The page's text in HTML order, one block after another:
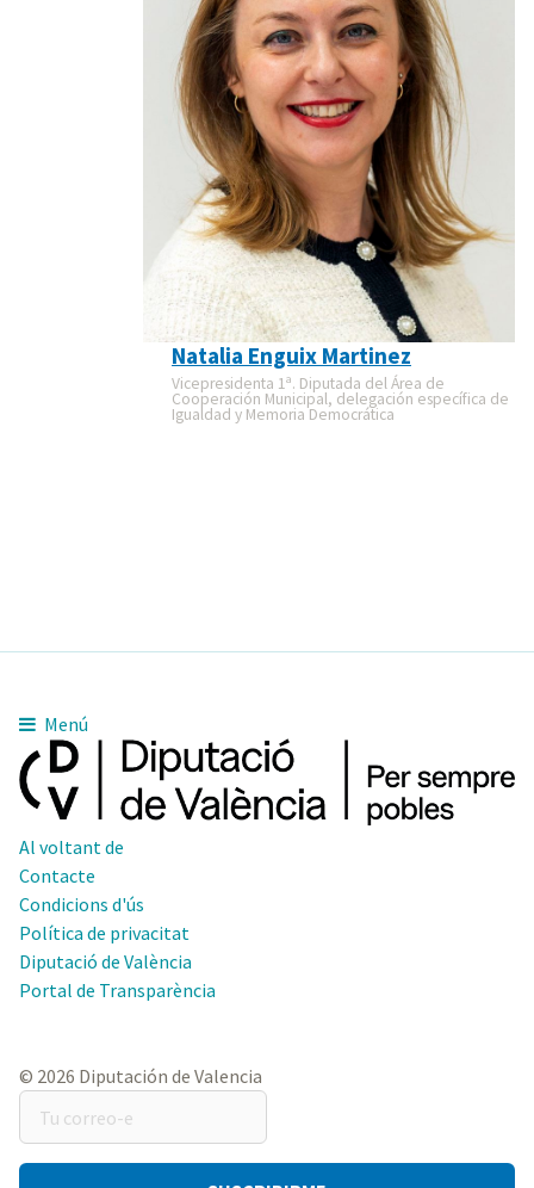
Natalia Enguix Martinez
Vicepresidenta 1ª. Diputada del Área de
Cooperación Municipal, delegación específica de
Igualdad y Memoria Democrática
Menú
Al voltant de
Contacte
Condicions d'ús
Política de privacitat
Diputació de València
Portal de Transparència
© 2026 Diputación de Valencia
correo-
e